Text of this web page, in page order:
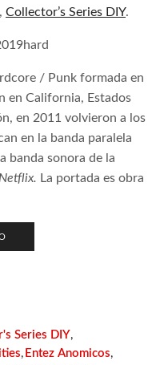
, Collector’s Series DIY.
/ Punk formada en
en California, Estados
en 2011 volvieron a los
en la banda paralela
banda sonora de la
La portada es obra
Series DIY,
, Entez Anomicos,